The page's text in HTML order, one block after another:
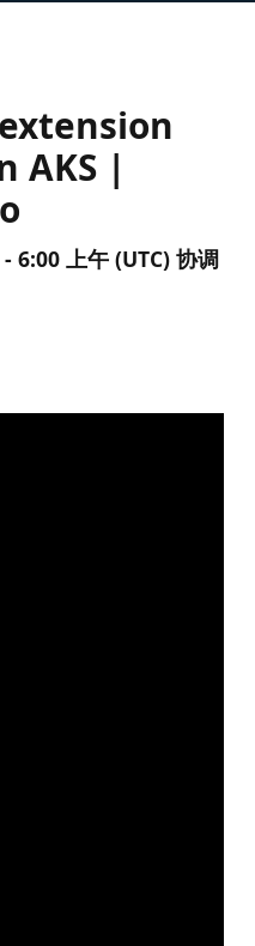
extension
AKS |
6:00 上午 (UTC) 协调